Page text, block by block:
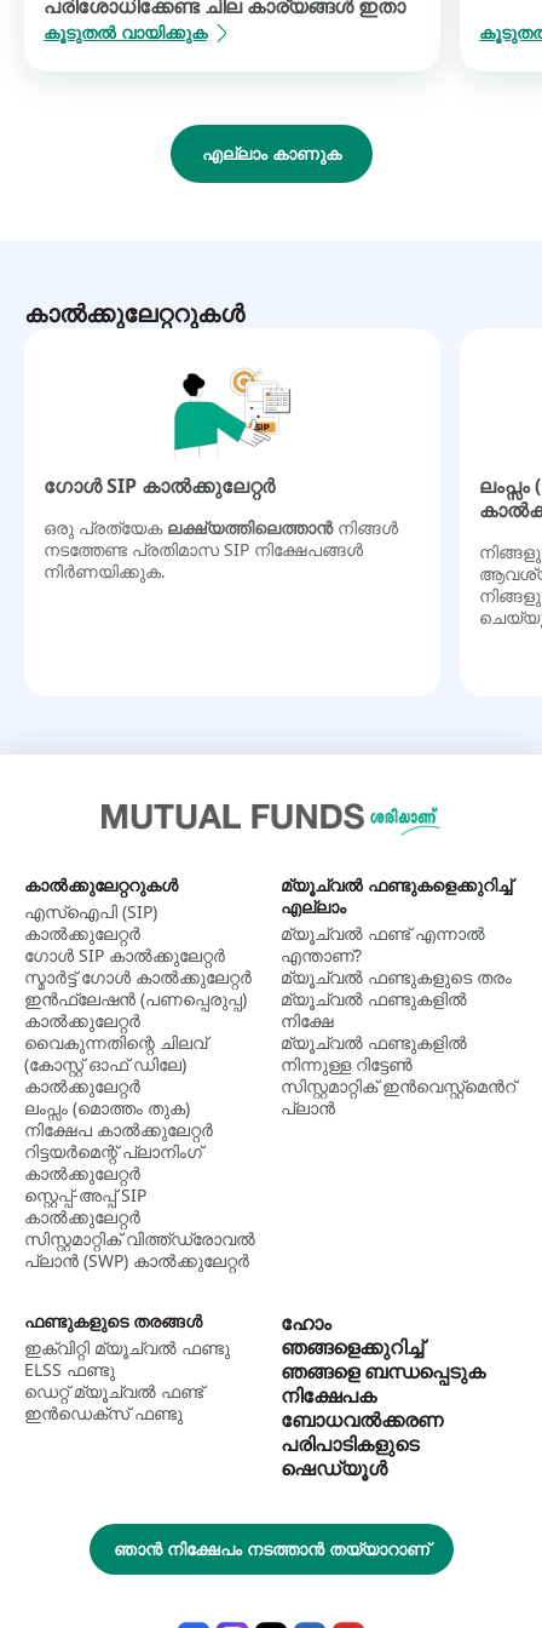
പരിശോധിക്കേണ്ട ചില കാര്യങ്ങൾ ഇതാ
കൂടുതൽ വായിക്കുക കൂടുതൽ
എല്ലാം കാണുക
കാൽക്കുലേറ്ററുകൾ
ഗോൾ SIP കാൽക്കുലേറ്റർ
ഒരു പ്രത്യേക ലക്ഷ്യത്തിലെത്താൻനിങ്ങൾ
നടത്തേണ്ട പ്രതിമാസ SIP നിക്ഷേപങ്ങൾ
നിർണയിക്കുക.
കാല്‍ക്കുലേറ്ററുകള്‍
എസ്ഐപി (SIP)
കാൽക്കുലേറ്റർ
ഗോൾ SIP കാൽക്കുലേറ്റർ
സ്മാർട്ട് ഗോൾ കാൽക്കുലേറ്റർ
ഇൻഫ്ലേഷൻ (പണപ്പെരുപ്പ)
കാൽക്കുലേറ്റർ
വൈകുന്നതിന്റെ ചിലവ്
(കോസ്റ്റ് ഓഫ് ഡിലേ)
കാൽക്കുലേറ്റർ
ലംപ്സം (മൊത്തം തുക)
നിക്ഷേപ കാൽക്കുലേറ്റർ
റിട്ടയർമെന്റ് പ്ലാനിംഗ്
കാൽക്കുലേറ്റർ
സ്റ്റെപ്പ്-അപ്പ് SIP
കാൽക്കുലേറ്റർ
സിസ്റ്റമാറ്റിക് വിത്ത്ഡ്രോവൽ
പ്ലാൻ (SWP) കാൽക്കുലേറ്റർ
മ്യൂച്വൽ ഫണ്ടുകളെക്കുറിച്ച്
എല്ലാം
മ്യൂച്വല്‍ ഫണ്ട് എന്നാല്‍
എന്താണ്?
മ്യൂച്വൽ ഫണ്ടുകളുടെ തരം
മ്യൂച്വൽ ഫണ്ടുകളിൽ
നിക്ഷേ
മ്യൂച്വൽ ഫണ്ടുകളില്‍
നിന്നുള്ള റിട്ടേൺ
സിസ്റ്റമാറ്റിക് ഇന്‍വെസ്റ്റ്‌മെന്‍റ്
പ്ലാന്‍
ഫണ്ടുകളുടെ തരങ്ങൾ
ഇക്വിറ്റി മ്യൂച്വൽ ഫണ്ടു
ELSS ഫണ്ടു
ഡെറ്റ് മ്യൂച്വല്‍ ഫണ്ട്
ഇന്‍ഡെക്സ് ഫണ്ടു
ഹോം
ഞങ്ങളെക്കുറിച്ച്
ഞങ്ങളെ ബന്ധപ്പെടുക
നിക്ഷേപക
ബോധവൽക്കരണ
പരിപാടികളുടെ
ഷെഡ്യൂൾ
ഞാൻ നിക്ഷേപം നടത്താൻ തയ്യാറാണ്